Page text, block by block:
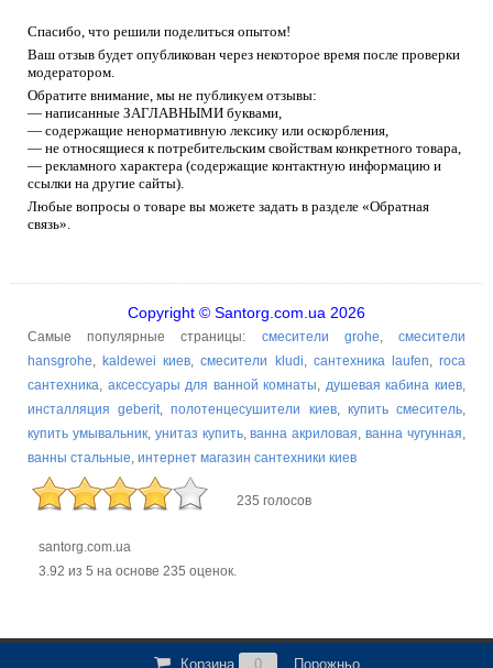
Спасибо, что решили поделиться опытом!
Ваш отзыв будет опубликован через некоторое время после проверки
модератором.
Обратите внимание, мы не публикуем отзывы:
— написанные ЗАГЛАВНЫМИ буквами,
— содержащие ненормативную лексику или оскорбления,
— не относящиеся к потребительским свойствам конкретного товара,
— рекламного характера (содержащие контактную информацию и
ссылки на другие сайты).
Любые вопросы о товаре вы можете задать в разделе «Обратная
связь».
Copyright © Santorg.com.ua 2026
Самые популярные страницы: смесители grohe,смесители
hansgrohe, kaldewei киев,смесители kludi, сантехника laufen,roca
сантехника, аксессуары для ванной комнаты, душевая кабина киев,
инсталляция geberit,полотенцесушители киев, купить смеситель,
купить умывальник, унитаз купить,ванна акриловая,ванна чугунная,
ванны стальные, интернет магазин сантехники киев
235 голосов
santorg.com.ua
3.92 из 5 на основе 235 оценок.
Корзина 0 Порожньо